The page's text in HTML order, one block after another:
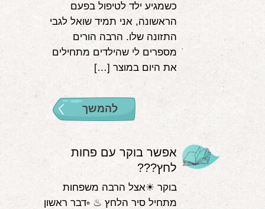
כשמגיע ילד לטיפול בפעם
הראשונה, אני תמיד שואל לגבי
התזונה שלו. הרבה הורים
מספרים לי שהילדים מתחילים
את היום במוצר […]
להמשך
אפשר בוקר עם פחות
לחץ???
בוקר ☀אצל הרבה משפחות
מתחיל סיר הלחץ ♨ ▫דבר ראשון